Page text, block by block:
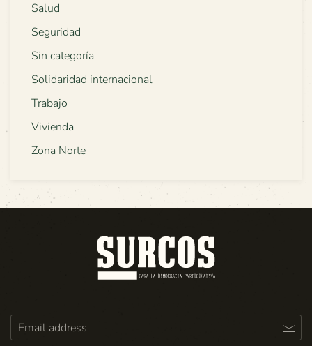
Salud
Seguridad
Sin categoría
Solidaridad internacional
Trabajo
Vivienda
Zona Norte